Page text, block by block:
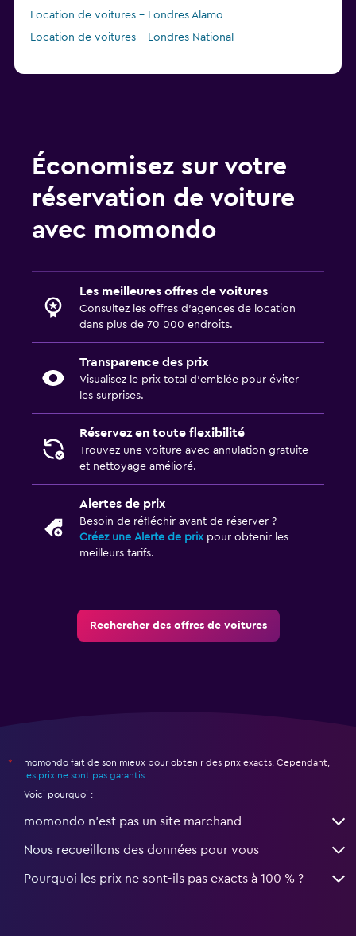
Location de voitures - Londres Alamo
Location de voitures - Londres National
MOTION
Économisez sur votre
réservation de voiture
avec momondo
Les meilleures offres de voitures
Consultez les offres d’agences de location
dans plus de 70 000 endroits.
Transparence des prix
Visualisez le prix total d’emblée pour éviter
les surprises.
Réservez en toute flexibilité
Trouvez une voiture avec annulation gratuite
et nettoyage amélioré.
Alertes de prix
Besoin de réfléchir avant de réserver ?
Créez une Alerte de prixpour obtenir les
meilleurs tarifs.
Rechercher des offres de voitures
*
momondo fait de son mieux pour obtenir des prix exacts. Cependant,
les prix ne sont pas garantis.
Voici pourquoi :
momondo n'est pas un site marchand
Nous recueillons des données pour vous
Pourquoi les prix ne sont-ils pas exacts à 100 % ?